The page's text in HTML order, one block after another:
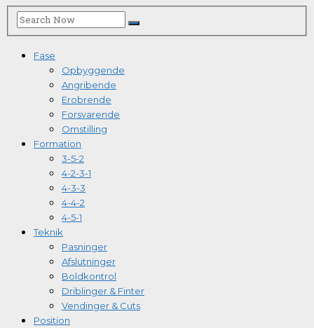
Fase
Opbyggende
Angribende
Erobrende
Forsvarende
Omstilling
Formation
3-5-2
4-2-3-1
4-3-3
4-4-2
4-5-1
Teknik
Pasninger
Afslutninger
Boldkontrol
Driblinger & Finter
Vendinger & Cuts
Position